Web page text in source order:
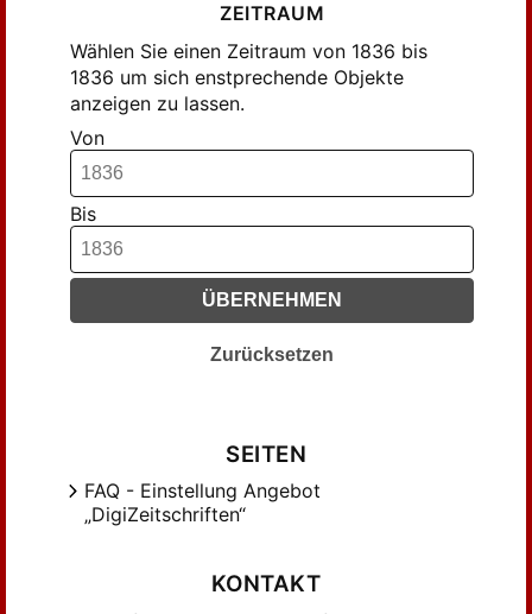
ZEITRAUM
Wählen Sie einen Zeitraum von 1836 bis
1836 um sich enstprechende Objekte
anzeigen zu lassen.
Von
Bis
ÜBERNEHMEN
Zurücksetzen
SEITEN
FAQ - Einstellung Angebot
„DigiZeitschriften“
KONTAKT